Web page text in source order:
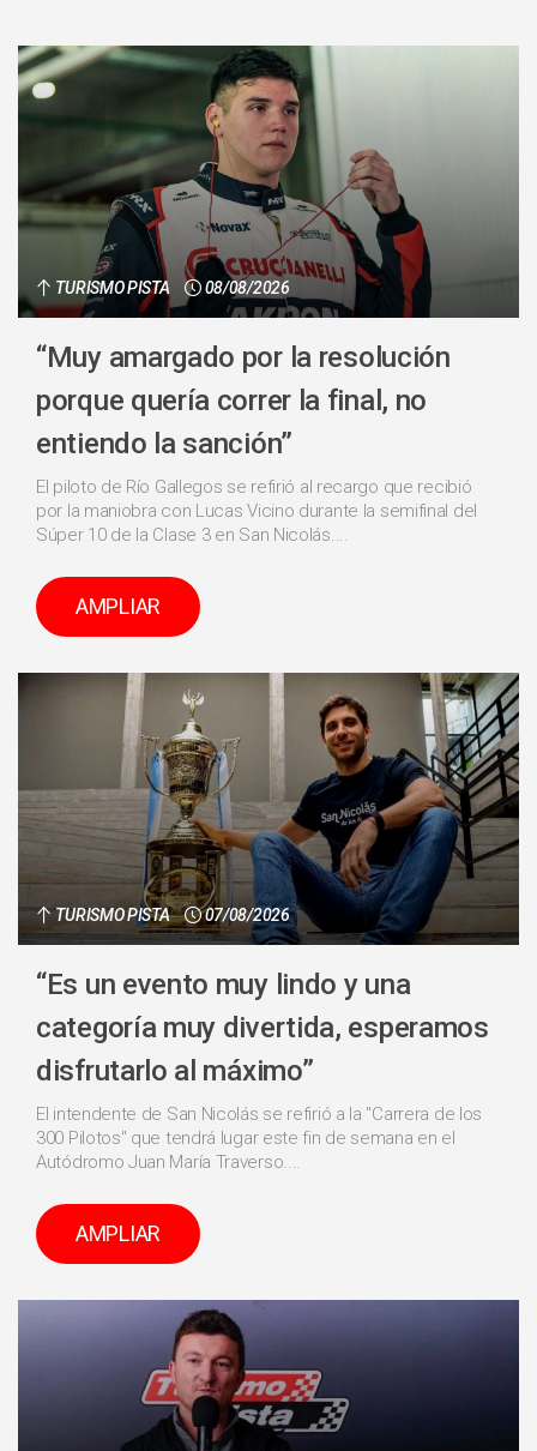
TURISMO PISTA 08/08/2026
“Muy amargado por la resolución
porque quería correr la final, no
entiendo la sanción”
El piloto de Río Gallegos se refirió al recargo que recibió
por la maniobra con Lucas Vicino durante la semifinal del
Súper 10 de la Clase 3 en San Nicolás....
AMPLIAR
TURISMO PISTA 07/08/2026
“Es un evento muy lindo y una
categoría muy divertida, esperamos
disfrutarlo al máximo”
El intendente de San Nicolás se refirió a la "Carrera de los
300 Pilotos" que tendrá lugar este fin de semana en el
Autódromo Juan María Traverso....
AMPLIAR